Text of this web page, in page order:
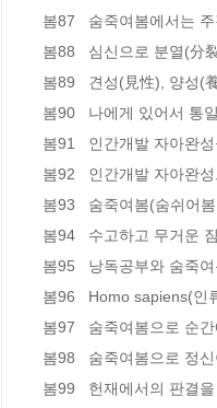
봄87   숨죽여봄에서는
봄88   심신으로 분열(分
봄89   견성(見性), 양성(
봄90   나에게 있어서 통
봄91   인간개발 자아완
봄92   인간개발 자아완
봄93   숨죽여봄(숨쉬어
봄94   수고하고 무거운
봄95   낭독공부와 숨죽
봄96   Homo sapiens(인
봄97   숨죽여봄으로 순
봄98   숨죽여봄으로 정
봄99   헌재에서의 판결